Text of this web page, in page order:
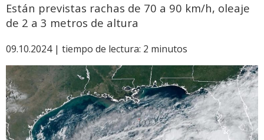
Están previstas rachas de 70 a 90 km/h, oleaje
de 2 a 3 metros de altura
09.10.2024 | tiempo de lectura: 2 minutos